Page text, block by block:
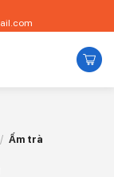
/ Ấm trà